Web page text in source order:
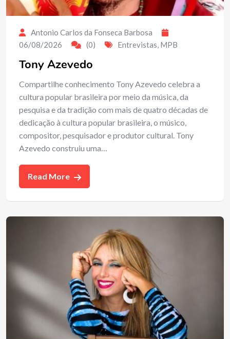
Antonio Carlos da Fonseca Barbosa
06/08/2026
(0) Entrevistas, MPB
Tony Azevedo
Compartilhe conhecimento Tony Azevedo celebra a
cultura popular brasileira por meio da música, da
pesquisa e da tradição com mais de quatro décadas de
dedicação à cultura popular brasileira, o músico,
compositor, pesquisador e produtor cultural. Tony
Azevedo construiu uma…
Read More